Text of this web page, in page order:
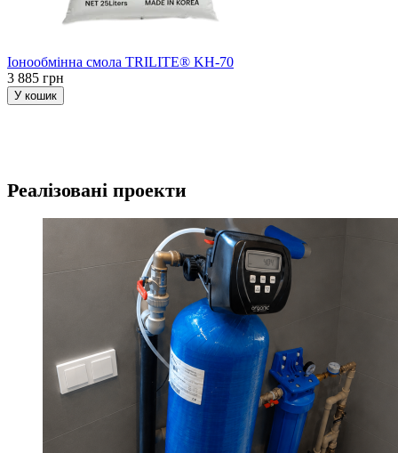
Іонообмінна смола TRILITE® KH-70
3 885 грн
У кошик
Реалізовані проекти